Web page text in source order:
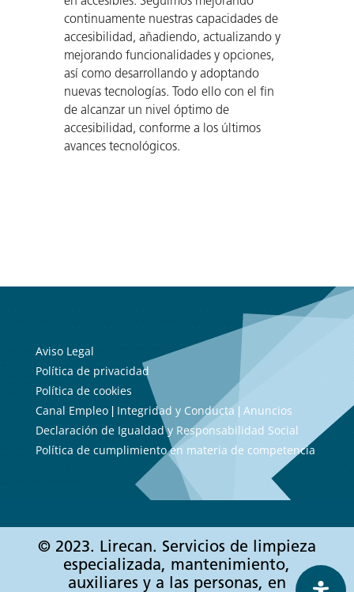
continuamente nuestras capacidades de
accesibilidad, añadiendo, actualizando y
mejorando funcionalidades y opciones,
así como desarrollando y adoptando
nuevas tecnologías. Todo ello con el fin
de alcanzar un nivel óptimo de
accesibilidad, conforme a los últimos
avances tecnológicos.
Aviso Legal
Política de privacidad
Política de cookies
Canal Empleo| Integridad y Conducta
Anuncios
Declaración de Igualdad y Responsabilidad Social
Política de cumplimiento en materia de competencia
© 2023. Lirecan. Servicios de limpieza
especializada, mantenimiento,
auxiliares y a las personas, en